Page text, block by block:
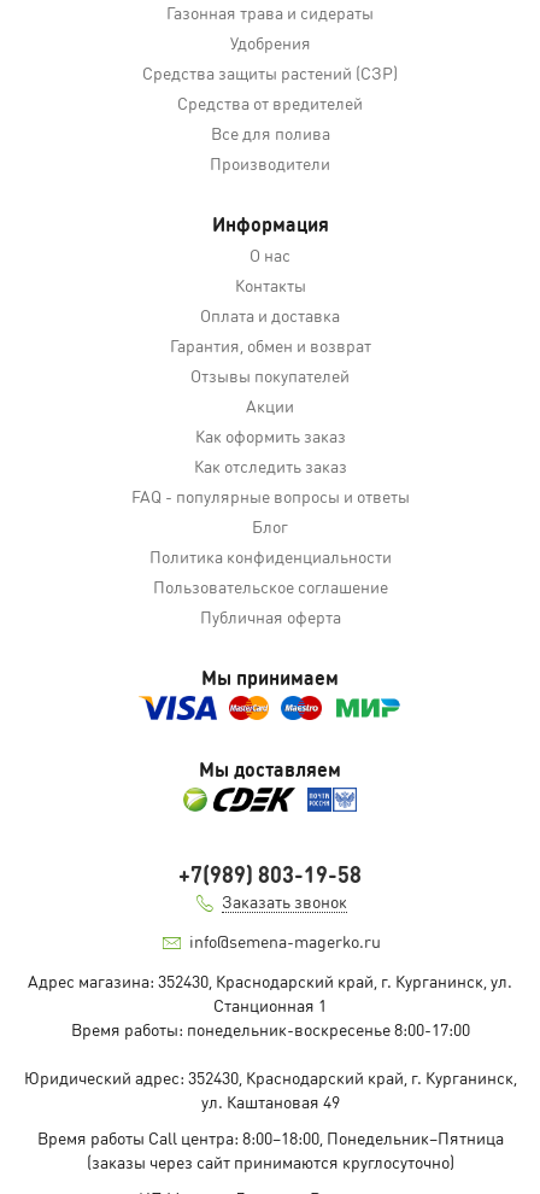
Газонная трава и сидераты
Удобрения
Средства защиты растений (СЗР)
Средства от вредителей
Все для полива
Производители
Информация
О нас
Контакты
Оплата и доставка
Гарантия, обмен и возврат
Отзывы покупателей
Акции
Как оформить заказ
Как отследить заказ
FAQ - популярные вопросы и ответы
Блог
Политика конфиденциальности
Пользовательское соглашение
Публичная оферта
Мы принимаем
Мы доставляем
+7(989) 803-19-58
Заказать звонок
info@semena-magerko.ru
Адрес магазина: 352430, Краснодарский край, г. Курганинск, ул.
Станционная 1
Время работы: понедельник-воскресенье 8:00-17:00
Юридический адрес: 352430, Краснодарский край, г. Курганинск,
ул. Каштановая 49
Время работы Call центра: 8:00–18:00, Понедельник–Пятница
(заказы через сайт принимаются круглосуточно)